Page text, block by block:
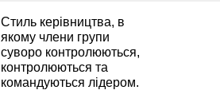
Стиль керівництва, в
якому члени групи
суворо контролюються,
контролюються та
командуються лідером.